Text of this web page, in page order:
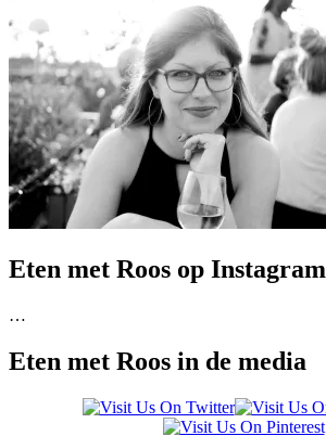
Eten met Roos op Instagram
…
Eten met Roos in de media